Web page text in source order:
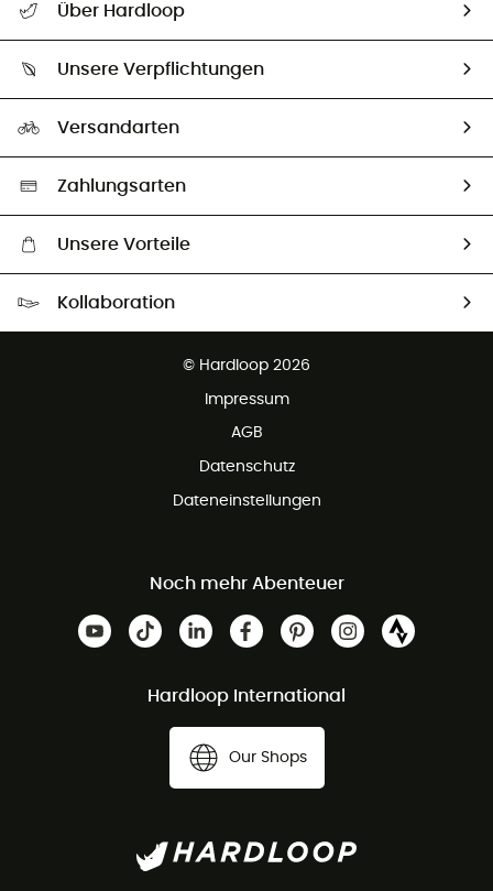
Größentabelle
Über Hardloop
Unsere Botschafter
Unsere Verpflichtungen
Auswahl an nachhaltigen Produkten
Versandarten
Zahlungsarten
Unsere Vorteile
Kollaboration
© Hardloop 2026
Impressum
AGB
Datenschutz
Dateneinstellungen
Noch mehr Abenteuer
Hardloop International
Our Shops